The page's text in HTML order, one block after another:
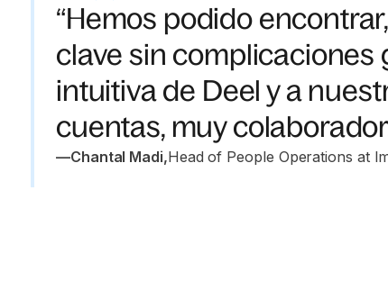
“Hemos podido
clave sin complicaciones
intuitiva de Deel y a
cuentas, muy
—Chantal Madi,Head of People Operations at